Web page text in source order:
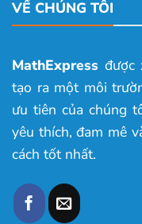
VỀ CHÚNG TÔI
MathExpress được
tạo ra một môi
ưu tiên của chúng
yêu thích, đam mê
cách tốt nhất.